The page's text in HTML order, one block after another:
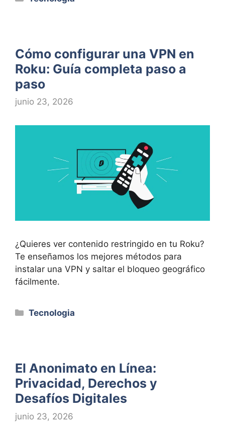
Cómo configurar una VPN en
Roku: Guía completa paso a
paso
junio 23, 2026
¿Quieres ver contenido restringido en tu Roku?
Te enseñamos los mejores métodos para
instalar una VPN y saltar el bloqueo geográfico
fácilmente.
Categorías
Tecnologia
El Anonimato en Línea:
Privacidad, Derechos y
Desafíos Digitales
junio 23, 2026